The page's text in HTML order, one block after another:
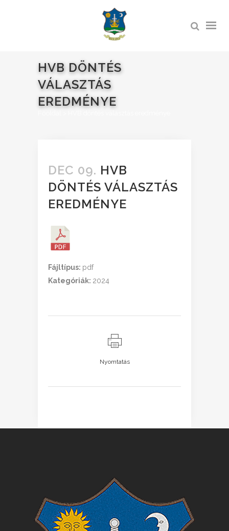
HVB DÖNTÉS
VÁLASZTÁS
EREDMÉNYE
DEC 09. HVB
DÖNTÉS VÁLASZTÁS
EREDMÉNYE
Fájltípus: pdf
Kategóriák: 2024
Nyomtatás